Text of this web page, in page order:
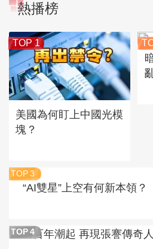
熱播榜
TOP 1
美國為何盯上中國光模
塊？
TOP 3
“AI雙星”上空有何新本領？
TOP 4百年潮起 再現張謇傳奇